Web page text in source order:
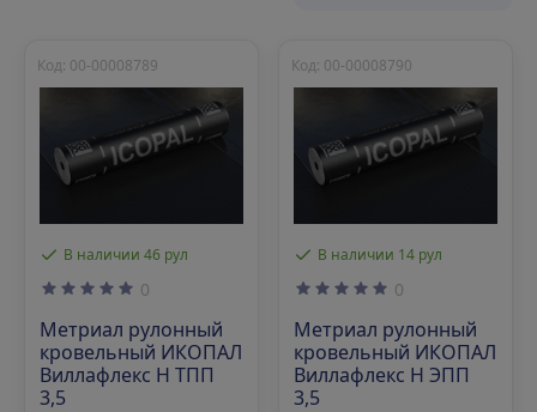
В наличии 46 рул
Код: 00-00008789
0
Метриал рулонный
кровельный ИКОПАЛ
Виллафлекс Н ТПП
3,5
В наличии 14 рул
Код: 00-00008790
0
Метриал рулонный
кровельный ИКОПАЛ
Виллафлекс Н ЭПП
3,5